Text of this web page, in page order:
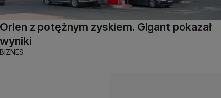
Orlen z potężnym zyskiem. Gigant pokazał
wyniki
BIZNES